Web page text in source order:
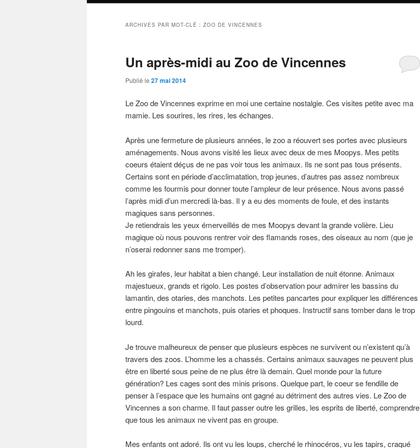
ARCHIVES PAR MOT-CLÉ : ZOO DE VINCENNES
Un après-midi au Zoo de Vincennes
Publié le 27 mai 2014
Le Zoo de Vincennes exprime en moi une certaine nostalgie. Ces visites petite avec ma
mamie. Les sourires, les rires, les échanges.
Après une fermeture de plusieurs années, le zoo a réouvert ses portes avec plusieurs
aménagements. Nous avons visité les lieux avec deux de mes Moopys. Mes petits
coeurs étaient déçus de ne pas voir tous les animaux. Ils ne sont pas tous présents.
Certains sont en période d’acclimatation, trop jeunes, d’autres pas assez nombreux
comme les fourmis pour donner toute l’ampleur de leur présence. Nous avons passé
l’après midi d’un mercredi là-bas. Il y a eu des moments de foule, et des instants
magiques sans personnes.
Je retiendrais les yeux émerveillés de mes Moopys devant la grande volière. Lieu
magique où nous pouvons rentrer voir des flamands roses, des oiseaux au nom (que je
n’oserai redonner sans me tromper).
Ah les girafes, leur habitat a bien changé. Leur installation de nuit étonne. Animaux
majestueux, grands et rigolo. Les postes d’observation pour admirer les bassins du
lamantin, des otaries, des manchots. Les petites pancartes pour expliquer les différences
entre pingouins et manchots, puis otaries et phoques. Instructif sans tomber dans le trop
lourd.
Je trouve malheureux de penser que plusieurs espèces ne survivent ou n’existent qu’à
travers des zoos. L’homme les a chassés. Certains animaux sauvages ne peuvent plus
être en liberté sous peine de ne plus être là demain. Quel monde pour la future
génération? Les cages sont des minis prisons. Quelque part, le coeur se fendille de
penser à l’espace que les humains ont gagné au détriment des autres vies. Le Zoo de
Vincennes a son charme. Il faut passer outre les grilles, les esprits de liberté, comprendre
que tous les animaux ne vivent pas en groupe.
Mes enfants ont adoré. Ils ont vu les loups, cherché le rhinocéros, vu les tapirs, craqué